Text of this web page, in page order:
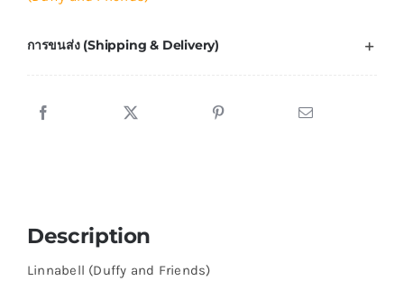
Duffy
การขนส่ง (Shipping & Delivery)
Description
Linnabell (Duffy and Friends)